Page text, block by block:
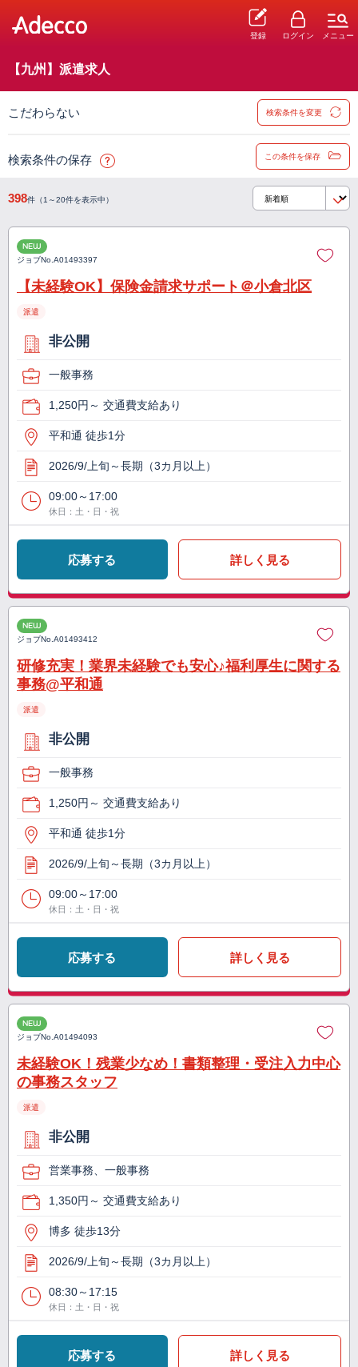
登録 ログイン メニュー
【九州】派遣求人
こだわらない 検索条件を変更
検索条件の保存 この条件を保存
398件（1～20件を表示中）
NEW
ジョブNo.A01493397
【未経験OK】保険金請求サポート＠小倉北区
派遣
非公開
一般事務
1,250円～ 交通費支給あり
平和通 徒歩1分
2026/9/上旬～長期（3カ月以上）
09:00～17:00
休日：土・日・祝
応募する 詳しく見る
NEW
ジョブNo.A01493412
研修充実！業界未経験でも安心♪福利厚生に関する
事務@平和通
派遣
非公開
一般事務
1,250円～ 交通費支給あり
平和通 徒歩1分
2026/9/上旬～長期（3カ月以上）
09:00～17:00
休日：土・日・祝
応募する 詳しく見る
NEW
ジョブNo.A01494093
未経験OK！残業少なめ！書類整理・受注入力中心
の事務スタッフ
派遣
非公開
営業事務、一般事務
1,350円～ 交通費支給あり
博多 徒歩13分
2026/9/上旬～長期（3カ月以上）
08:30～17:15
休日：土・日・祝
応募する 詳しく見る